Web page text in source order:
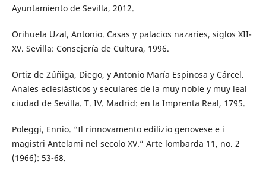
Ayuntamiento de Sevilla, 2012.
Orihuela Uzal, Antonio. Casas y palacios nazaríes, siglos XII-
XV. Sevilla: Consejería de Cultura, 1996.
Ortiz de Zúñiga, Diego, y Antonio María Espinosa y Cárcel.
Anales eclesiásticos y seculares de la muy noble y muy leal
ciudad de Sevilla. T. IV. Madrid: en la Imprenta Real, 1795.
Poleggi, Ennio. “Il rinnovamento edilizio genovese e i
magistri Antelami nel secolo XV.” Arte lombarda 11, no. 2
(1966): 53-68.